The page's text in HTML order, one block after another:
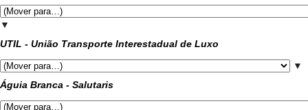
▼
UTIL - União Transporte Interestadual de Luxo
▼
Águia Branca - Salutaris